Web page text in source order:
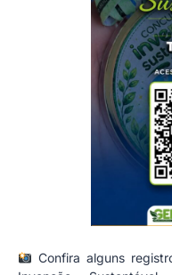
Confira alguns